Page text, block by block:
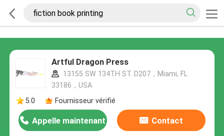
Artful Dragon Press
13155 SW 134TH ST. D207，Miami, FL
33186，USA
5.0
Fournisseur vérifié
Appelle maintenant Contact